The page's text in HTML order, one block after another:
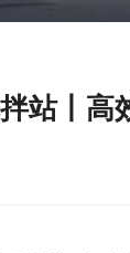
站丨高